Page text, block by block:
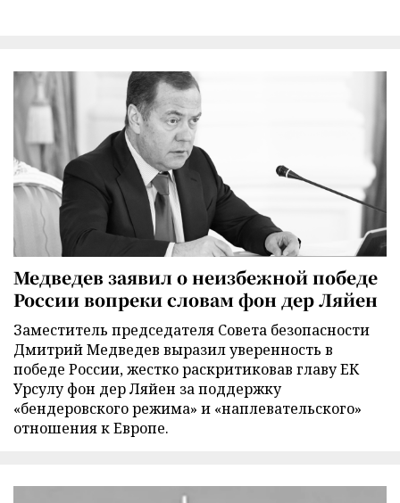
Медведев заявил о неизбежной победе
России вопреки словам фон дер Ляйен
Заместитель председателя Совета безопасности
Дмитрий Медведев выразил уверенность в
победе России, жестко раскритиковав главу ЕК
Урсулу фон дер Ляйен за поддержку
«бендеровского режима» и «наплевательского»
отношения к Европе.